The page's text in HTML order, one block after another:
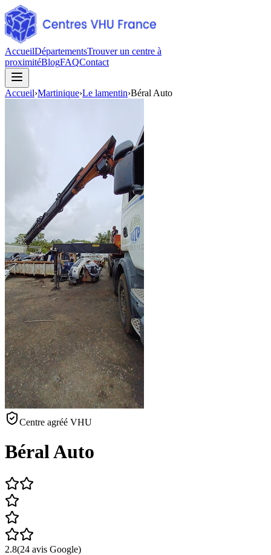
AccueilDépartementsTrouver un centre à
proximitéBlogFAQContact
Accueil›Martinique›Le lamentin›Béral Auto
Centre agréé VHU
Béral Auto
2.8(24 avis Google)